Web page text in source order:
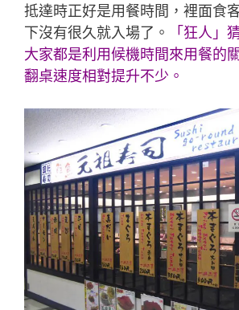
抵達時正好是用餐時間，裡面食
下沒有很久就入場了。
「狂人 」
大家都是利用候機時間來用餐的
翻桌速度相對提升不少。